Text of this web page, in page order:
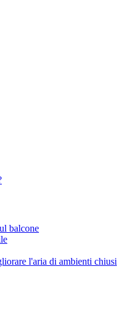
balcone
l'aria di ambienti chiusi